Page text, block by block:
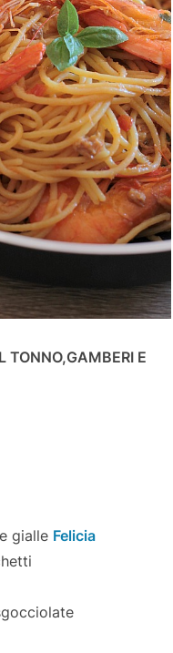
TONNO,GAMBERI E
gialle Felicia